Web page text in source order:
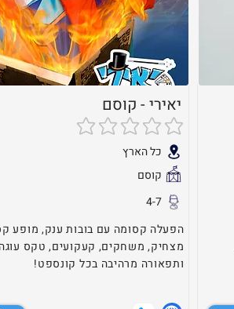
יאירי - קוסם
אין עדיין דירוגים
כל הארץ
קוסם
4-7
הפעלה קסומה עם בובות ענק, מופע
מצחיק, משחקים, קעקועים, טקס
ותפאורה מרהיבה בכל קונספט!